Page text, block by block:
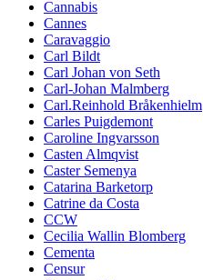
Cannabis
Cannes
Caravaggio
Carl Bildt
Carl Johan von Seth
Carl-Johan Malmberg
Carl.Reinhold Bråkenhielm
Carles Puigdemont
Caroline Ingvarsson
Casten Almqvist
Caster Semenya
Catarina Barketorp
Catrine da Costa
CCW
Cecilia Wallin Blomberg
Cementa
Censur